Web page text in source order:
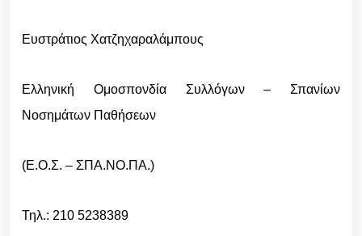
Ευστράτιος Χατζηχαραλάμπους
Ελληνική Ομοσπονδία Συλλόγων – Σπανίων
Νοσημάτων Παθήσεων
(Ε.Ο.Σ. – ΣΠΑ.ΝΟ.ΠΑ.)
Τηλ.: 210 5238389